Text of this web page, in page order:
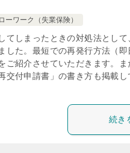
ーワーク（失業保険）
てしまったときの対処法とし
した。最短での再発行方法（
ご紹介させていただきます。
交付申請書」の書き方も掲載
続き